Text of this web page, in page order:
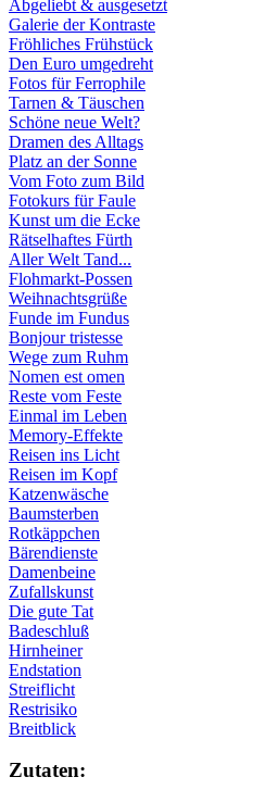
Abgeliebt & ausgesetzt
Galerie der Kontraste
Fröhliches Frühstück
Den Euro umgedreht
Fotos für Ferrophile
Tarnen & Täuschen
Schöne neue Welt?
Dramen des Alltags
Platz an der Sonne
Vom Foto zum Bild
Fotokurs für Faule
Kunst um die Ecke
Rätselhaftes Fürth
Aller Welt Tand...
Flohmarkt-Possen
Weihnachtsgrüße
Funde im Fundus
Bonjour tristesse
Wege zum Ruhm
Nomen est omen
Reste vom Feste
Einmal im Leben
Memory-Effekte
Reisen ins Licht
Reisen im Kopf
Katzenwäsche
Baumsterben
Rotkäppchen
Bärendienste
Damenbeine
Zufallskunst
Die gute Tat
Badeschluß
Hirnheiner
Endstation
Streiflicht
Restrisiko
Breitblick
Zu­ta­ten: